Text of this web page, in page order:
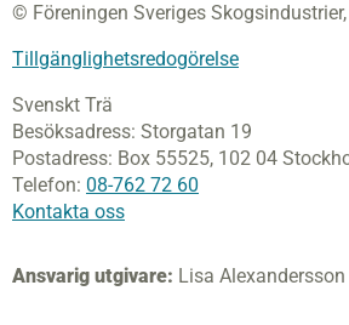
© Föreningen Sveriges
Tillgänglighetsredogörelse
Svenskt Trä
Besöksadress: Storgatan 19
Postadress: Box 55525, 102 04
Telefon: 08-762 72 60
Kontakta oss
Ansvarig utgivare: Lisa Alexandersson